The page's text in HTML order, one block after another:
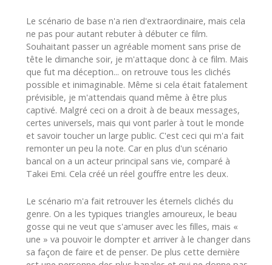
Le scénario de base n'a rien d'extraordinaire, mais cela
ne pas pour autant rebuter à débuter ce film.
Souhaitant passer un agréable moment sans prise de
tête le dimanche soir, je m'attaque donc à ce film. Mais
que fut ma déception... on retrouve tous les clichés
possible et inimaginable. Même si cela était fatalement
prévisible, je m'attendais quand même à être plus
captivé. Malgré ceci on a droit à de beaux messages,
certes universels, mais qui vont parler à tout le monde
et savoir toucher un large public. C'est ceci qui m'a fait
remonter un peu la note. Car en plus d'un scénario
bancal on a un acteur principal sans vie, comparé à
Takei Emi. Cela créé un réel gouffre entre les deux.
Le scénario m'a fait retrouver les éternels clichés du
genre. On a les typiques triangles amoureux, le beau
gosse qui ne veut que s'amuser avec les filles, mais «
une » va pouvoir le dompter et arriver à le changer dans
sa façon de faire et de penser. De plus cette dernière